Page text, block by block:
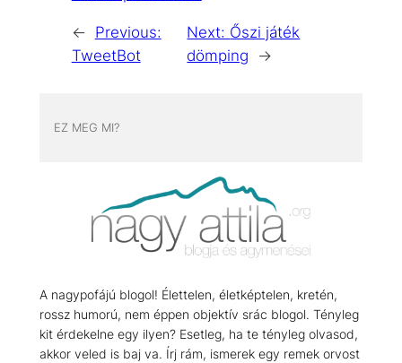
←
Previous:
TweetBot
Next: Őszi játék
dömping
→
EZ MEG MI?
A nagypofájú blogol! Élettelen, életképtelen, kretén,
rossz humorú, nem éppen objektív srác blogol. Tényleg
kit érdekelne egy ilyen? Esetleg, ha te tényleg olvasod,
akkor veled is baj va. Írj rám, ismerek egy remek orvost